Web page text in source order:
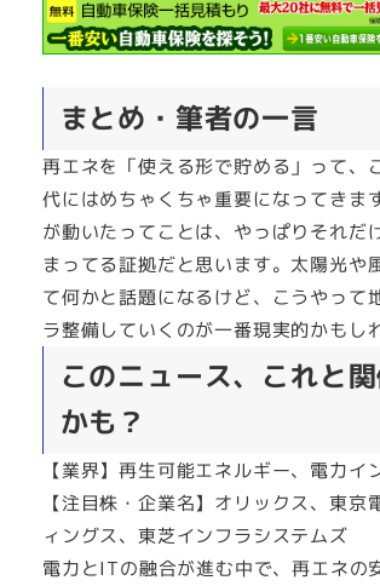
まとめ・筆者の一言
再エネを「使える形で貯める」って、
代にはめちゃくちゃ重要になってきま
が動いたってことは、やっぱりそれだ
まってる証拠だと思います。太陽光や
て何かと話題になるけど、こうやって
ラ整備していくのが一番現実的かもし
このニュース、これと
かも？
【業界】再生可能エネルギー、電力イ
【注目株・企業名】オリックス、東京
ィングス、東芝インフラシステムズ
電力とITの融合が進む中で、再エネの